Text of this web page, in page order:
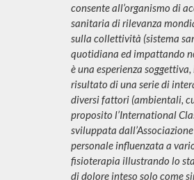
consente all’organismo di
sanitaria di rilevanza
sulla collettività (sistema
quotidiana ed impattando
è una esperienza
risultato di una serie di
diversi fattori (ambientali,
proposito l’International
sviluppata
personale influenzata a
fisioterapia illustrando lo
di dolore inteso solo come